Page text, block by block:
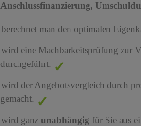
Anschlussfinanzierung,
berechnet man den optimalen
wird eine Machbarkeitsprüfung zur
durchgeführt.
wird der Angebotsvergleich durch
gemacht.
wird ganz unabhängig für Sie aus